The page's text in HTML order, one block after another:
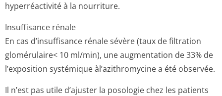
hyperréactivité à la nourriture.
Insuffisance rénale
En cas d’insuffisance rénale sévère (taux de filtration
glomérulaire< 10 ml/min), une augmentation de 33% de
l’exposition systémique àl’azithromycine a été observée.
Il n’est pas utile d’ajuster la posologie chez les patients